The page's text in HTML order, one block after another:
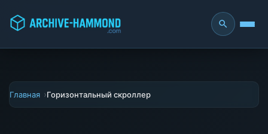
Главная Горизонтальный скроллер